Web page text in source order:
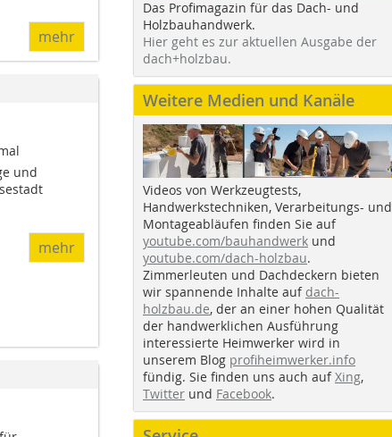
mehr

und
mehr
Das Profimagazin für das Dach- und
Holzbauhandwerk.
Hier geht es zur aktuellen Ausgabe der
dach+holzbau.
Weitere Medien und Kanäle
Videos von Werkzeugtests,
Handwerkstechniken, Verarbeitungs- und
Montageabläufen finden Sie auf
youtube.com/bauhandwerk und
youtube.com/dach-holzbau.
Zimmerleuten und Dachdeckern bieten
wir spannende Inhalte auf dach-
holzbau.de, der an einer hohen Qualität
der handwerklichen Ausführung
interessierte Heimwerker wird in
unserem Blog profiheimwerker.info
fündig. Sie finden uns auch aufXing,
Twitter und Facebook.